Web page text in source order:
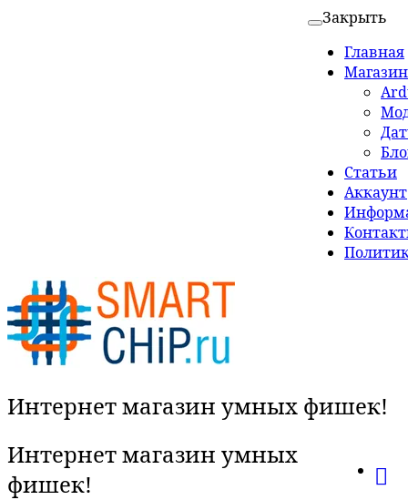
Закрыть
Главная
Магазин
Статьи
Аккаунт
Интернет магазин умных фишек!
Интернет магазин умных
фишек!